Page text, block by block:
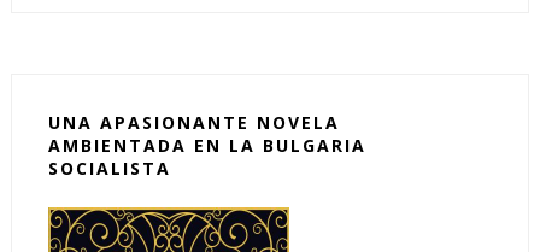
UNA APASIONANTE NOVELA
AMBIENTADA EN LA BULGARIA
SOCIALISTA